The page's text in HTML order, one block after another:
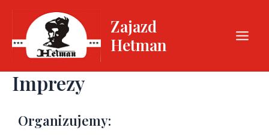
Skip
content
Zajazd
Hetman
Imprezy
Organizujemy: